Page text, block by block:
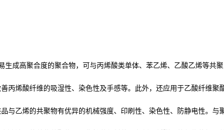
生成高聚合度的聚合物，可与丙烯酸类单体、苯乙烯、乙酸乙烯等共
善丙烯酸纤维的吸湿性、染色性及手感等。此外，还应用于乙酸纤维聚
品与乙烯的共聚物有优异的机械强度、印刷性、染色性、防静电性。